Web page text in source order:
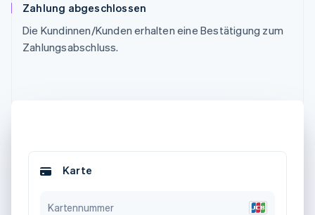
Zahlung abgeschlossen
Die Kundinnen/Kunden erhalten eine Bestätigung zum
Zahlungsabschluss.
Karte
Kartennummer